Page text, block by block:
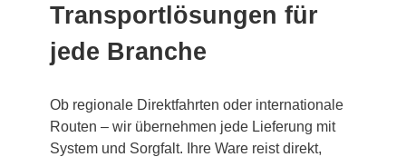
Transportlösungen für
jede Branche
Ob regionale Direktfahrten oder internationale
Routen – wir übernehmen jede Lieferung mit
System und Sorgfalt. Ihre Ware reist direkt,